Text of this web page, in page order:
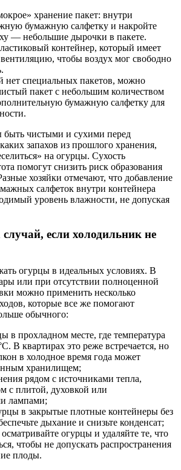
хранение пакет: внутри
бумажную салфетку и накройте
— небольшие дырочки в пакете.
контейнер, который имеет
чтобы воздух мог свободно
нет специальных пакетов, можно
пакет с небольшим количеством
бумажную салфетку для
чистыми и сухими перед
запахов из прошлого хранения,
на огурцы. Сухость
помогут снизить риск образования
хозяйки отмечают, что добавление
салфеток внутри контейнера
уровень влажности, не допуская
если холодильник не
огурцы в идеальных условиях. В
или при отсутствии полноценной
можно применить несколько
которые все же помогают
обычного:
в прохладном месте, где температура
В квартирах это реже встречается, но
в холодное время года может
хранилищем;
рядом с источниками тепла,
с плитой, духовкой или
лампами;
в закрытые плотные контейнеры без
дыхание и снизьте конденсат;
огурцы и удаляйте те, что
чтобы не допускать распространения
плоды.